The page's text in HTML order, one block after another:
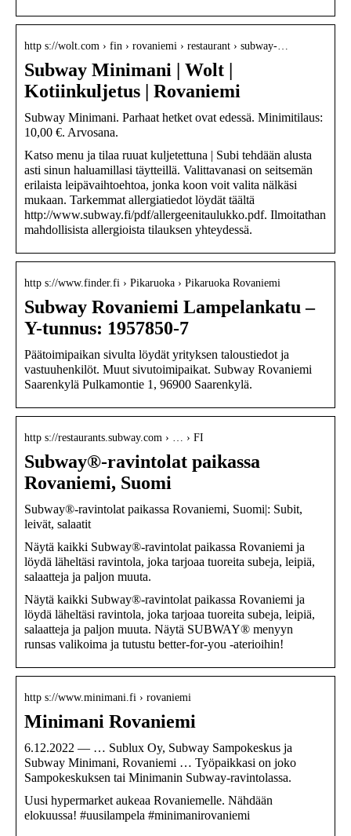
http s://wolt.com › fin › rovaniemi › restaurant › subway-…
Subway Minimani | Wolt |
Kotiinkuljetus | Rovaniemi
Subway Minimani. Parhaat hetket ovat edessä. Minimitilaus:
10,00 €. Arvosana.
Katso menu ja tilaa ruuat kuljetettuna | Subi tehdään alusta
asti sinun haluamillasi täytteillä. Valittavanasi on seitsemän
erilaista leipävaihtoehtoa, jonka koon voit valita nälkäsi
mukaan. Tarkemmat allergiatiedot löydät täältä
http://www.subway.fi/pdf/allergeenitaulukko.pdf. Ilmoitathan
mahdollisista allergioista tilauksen yhteydessä.
http s://www.finder.fi › Pikaruoka › Pikaruoka Rovaniemi
Subway Rovaniemi Lampelankatu –
Y-tunnus: 1957850-7
Päätoimipaikan sivulta löydät yrityksen taloustiedot ja
vastuuhenkilöt. Muut sivutoimipaikat. Subway Rovaniemi
Saarenkylä Pulkamontie 1, 96900 Saarenkylä.
http s://restaurants.subway.com › … › FI
Subway®-ravintolat paikassa
Rovaniemi, Suomi
Subway®-ravintolat paikassa Rovaniemi, Suomi|: Subit,
leivät, salaatit
Näytä kaikki Subway®-ravintolat paikassa Rovaniemi ja
löydä läheltäsi ravintola, joka tarjoaa tuoreita subeja, leipiä,
salaatteja ja paljon muuta.
Näytä kaikki Subway®-ravintolat paikassa Rovaniemi ja
löydä läheltäsi ravintola, joka tarjoaa tuoreita subeja, leipiä,
salaatteja ja paljon muuta. Näytä SUBWAY® menyyn
runsas valikoima ja tutustu better-for-you -aterioihin!
http s://www.minimani.fi › rovaniemi
Minimani Rovaniemi
6.12.2022 — … Sublux Oy, Subway Sampokeskus ja
Subway Minimani, Rovaniemi … Työpaikkasi on joko
Sampokeskuksen tai Minimanin Subway-ravintolassa.
Uusi hypermarket aukeaa Rovaniemelle. Nähdään
elokuussa! #uusilampela #minimanirovaniemi